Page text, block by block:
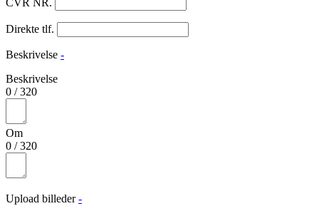
CVR NR.
Direkte tlf.
Beskrivelse -
Beskrivelse
0 /320
Om
0 /320
Upload billeder -